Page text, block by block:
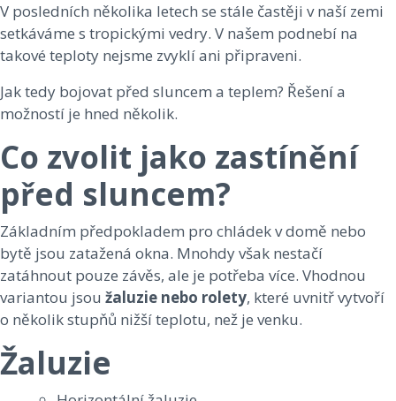
V posledních několika letech se stále častěji v naší zemi
setkáváme s tropickými vedry. V našem podnebí na
takové teploty nejsme zvyklí ani připraveni.
Jak tedy bojovat před sluncem a teplem? Řešení a
možností je hned několik.
Co zvolit jako zastínění
před sluncem?
Základním předpokladem pro chládek v domě nebo
bytě jsou zatažená okna. Mnohdy však nestačí
zatáhnout pouze závěs, ale je potřeba více. Vhodnou
variantou jsou žaluzie nebo rolety, které uvnitř vytvoří
o několik stupňů nižší teplotu, než je venku.
Žaluzie